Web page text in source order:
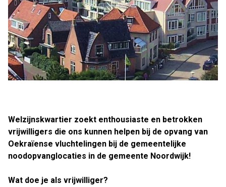
Welzijnskwartier zoekt enthousiaste en betrokken
vrijwilligers die ons kunnen helpen bij de opvang van
Oekraïense vluchtelingen bij de gemeentelijke
noodopvanglocaties in de gemeente Noordwijk!
Wat doe je als vrijwilliger?